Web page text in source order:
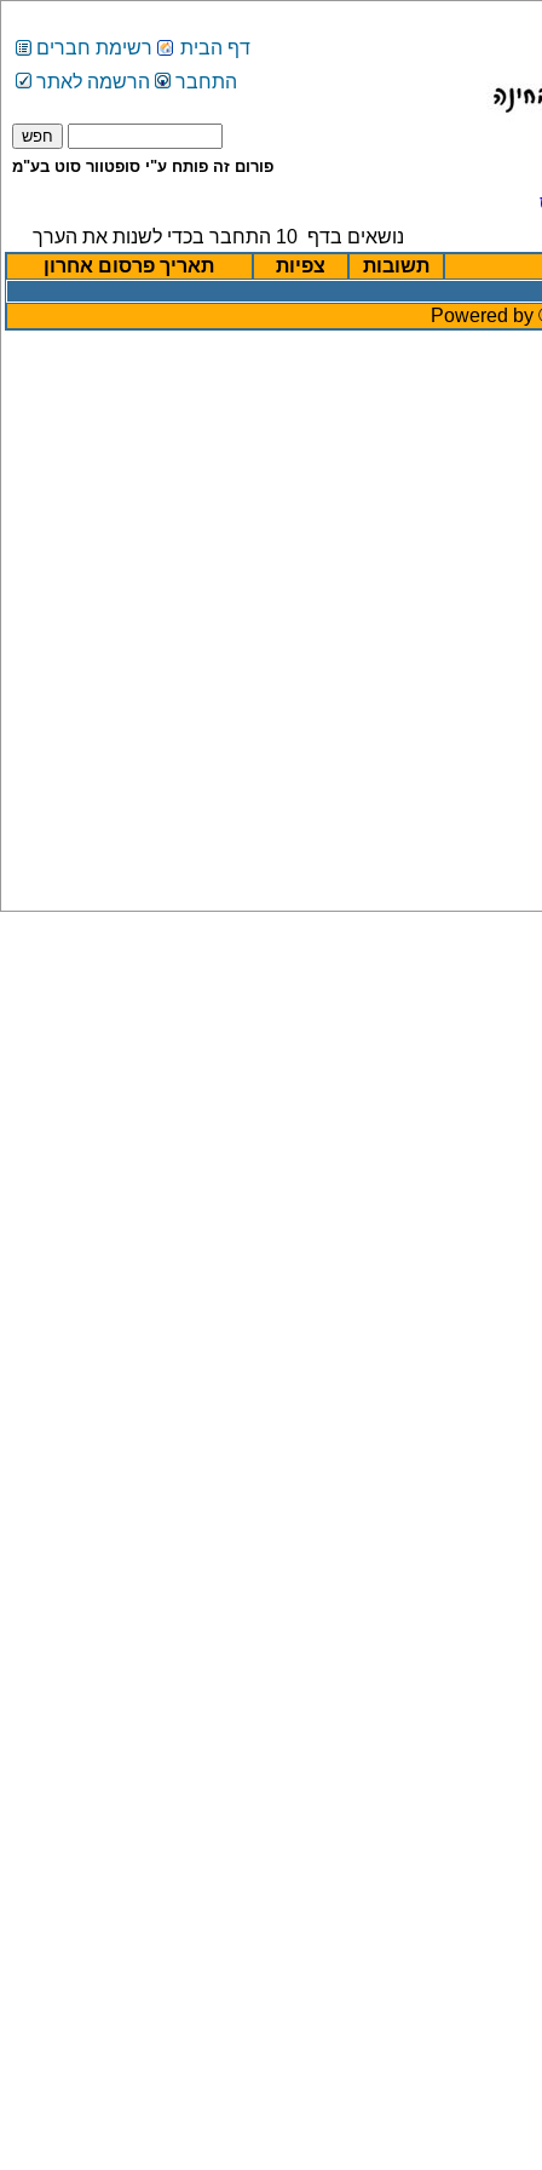
רשימת חברים
דף הבית
הרשמה לאתר
התחבר
פורום זה פותח ע"י סופטוור סוט בע"מ
נושאים בדף 10 התחבר בכדי לשנות את הערך
תאריך פרסום אחרון
צפיות תשובות
Powered by